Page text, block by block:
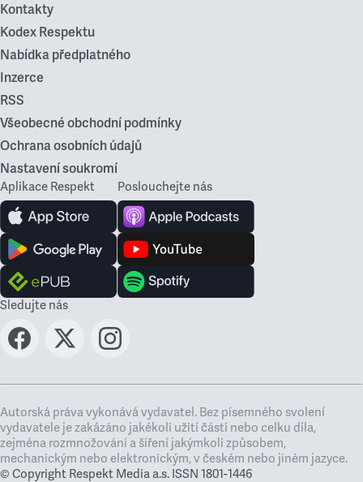
Kontakty
Kodex Respektu
Nabídka předplatného
Inzerce
RSS
Všeobecné obchodní podmínky
Ochrana osobních údajů
Nastavení soukromí
Aplikace Respekt Poslouchejte nás
Sledujte nás
Autorská práva vykonává vydavatel. Bez písemného svolení
vydavatele je zakázáno jakékoli užití částí nebo celku díla,
zejména rozmnožování a šíření jakýmkoli způsobem,
mechanickým nebo elektronickým, v českém nebo jiném jazyce.
© Copyright Respekt Media a.s. ISSN 1801-1446